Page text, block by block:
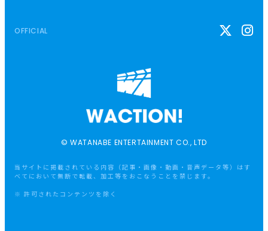
© WATANABE ENTERTAINMENT CO., LTD
OFFICIAL
当サイトに掲載されている内容（記事・画像・動画・音声データ等）はす
べてにおいて無断で転載、加工等をおこなうことを禁じます。
※ 許可されたコンテンツを除く